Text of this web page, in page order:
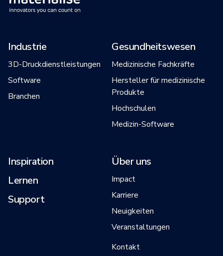
Industrie
3D-Druckdienstleistungen
Software
Branchen
Gesundheitswesen
Medizinische Fachkräfte
Hersteller für medizinische
Produkte
Hochschulen
Medizin-Software
Inspiration
Lernen
Support
Über uns
Impact
Karriere
Neuigkeiten
Veranstaltungen
Kontakt